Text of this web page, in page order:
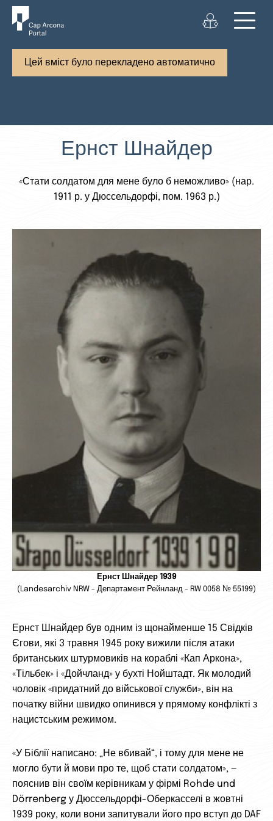
Цей вміст було перекладено автоматично
Ернст Шнайдер
«Стати солдатом для мене було б неможливо» (нар.
1911 р. у Дюссельдорфі, пом. 1963 р.)
Ернст Шнайдер 1939
(Landesarchiv NRW - Департамент Рейнланд - RW 0058 № 55199)
Ернст Шнайдер був одним із щонайменше 15 Свідків
Єгови, які 3 травня 1945 року вижили після атаки
британських штурмовиків на кораблі «Кап Аркона»,
«Тільбек» і «Дойчланд» у бухті Нойштадт. Як молодий
чоловік «придатний до військової служби», він на
початку війни швидко опинився у прямому конфлікті з
нацистським режимом.
«У Біблії написано: „Не вбивай“, і тому для мене не
могло бути й мови про те, щоб стати солдатом», —
пояснив він своїм керівникам у фірмі Rohde und
Dörrenberg у Дюссельдорфі-Оберкасселі в жовтні
1939 року, коли вони запитували його про вступ до DAF